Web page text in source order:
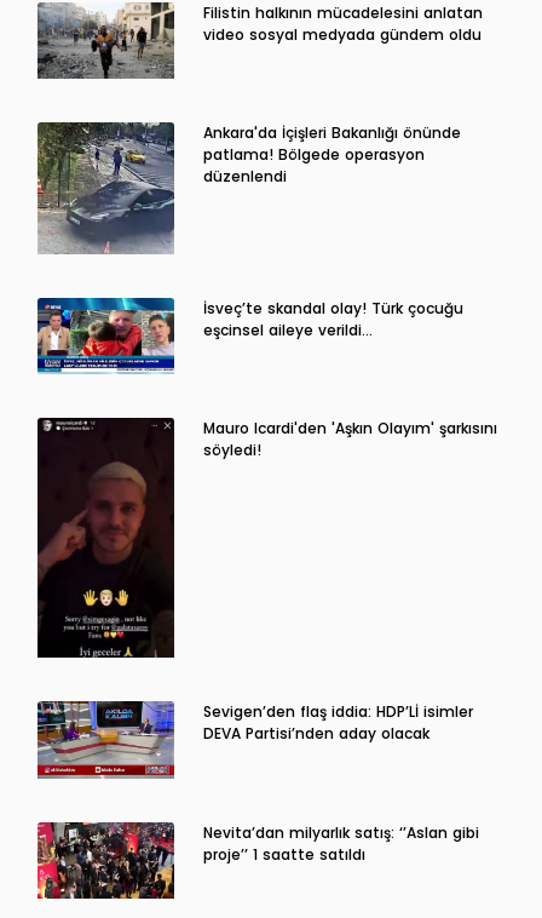
Filistin halkının mücadelesini anlatan
video sosyal medyada gündem oldu
Ankara'da İçişleri Bakanlığı önünde
patlama! Bölgede operasyon
düzenlendi
İsveç’te skandal olay! Türk çocuğu
eşcinsel aileye verildi…
Mauro Icardi'den 'Aşkın Olayım' şarkısını
söyledi!
Sevigen’den flaş iddia: HDP’Lİ isimler
DEVA Partisi’nden aday olacak
Nevita’dan milyarlık satış: ‘’Aslan gibi
proje’’ 1 saatte satıldı